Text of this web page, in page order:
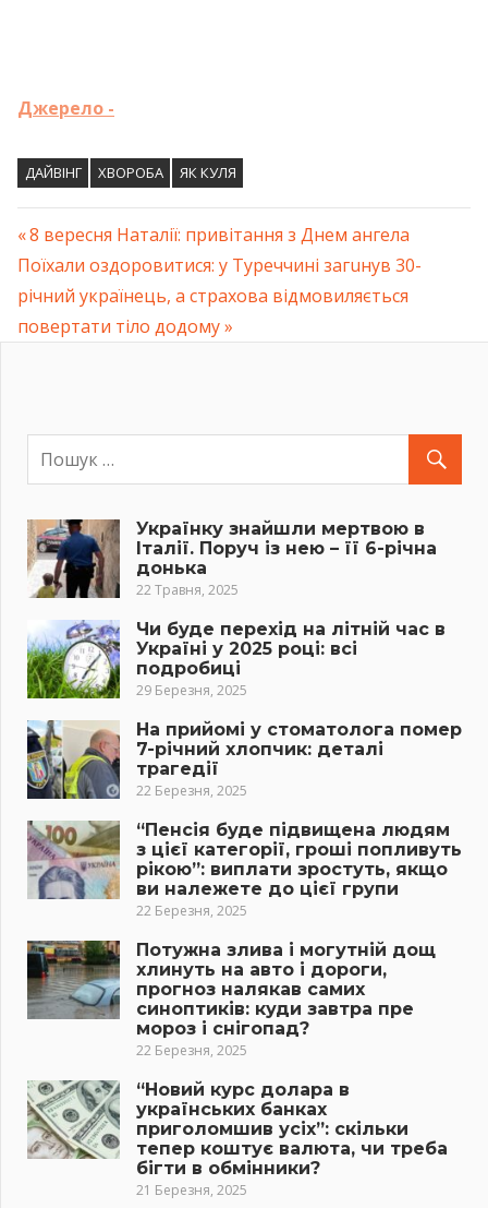
Джерело -
ДАЙВІНГ ХВОРОБА ЯК КУЛЯ
Навігація
записів
Previous
Post:
8 вересня Наталії: привітання з Днем ангела
Next
Post:
Поїхали оздоровитися: у Туреччині загuнув 30-
річний українець, а страхова відмовиляється
повертати тiло додому
Українку знайшли мертвою в
Італії. Поруч із нею – її 6-річна
донька
22 Травня, 2025
Чи буде перехід на літній час в
Україні у 2025 році: всі
подробиці
29 Березня, 2025
На прийомі у стоматолога помер
7-річний хлопчик: деталі
трагедії
22 Березня, 2025
“Пенсія буде підвищена людям
з цієї категорії, гроші попливуть
рікою”: виплати зростуть, якщо
ви належете до цієї групи
22 Березня, 2025
Потужна злива і могутній дощ
хлинуть на авто і дороги,
прогноз налякав самих
синоптиків: куди завтра пре
мороз і снігопад?
22 Березня, 2025
“Новий курс долара в
українських банках
приголомшив усіх”: скільки
тепер коштує валюта, чи треба
бігти в обмінники?
21 Березня, 2025